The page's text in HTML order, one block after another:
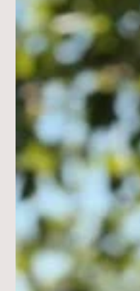
16. Juni
2 Min. Lesezeit
FREIZEIT
SOMMER in